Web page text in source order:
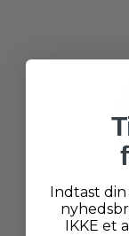
Indtast
IKKE et